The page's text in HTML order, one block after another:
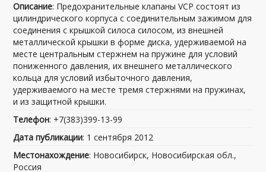
Описание: Предохранительные клапаны VCP состоят из
цилиндрического корпуса с соединительным зажимом для
соединения с крышкой силоса силосом, из внешней
металлической крышки в форме диска, удерживаемой на
месте центральным стержнем на пружине для условий
пониженного давления, их внешнего металлического
кольца для условий избыточного давления,
удерживаемого на месте тремя стержнями на пружинах,
и из защитной крышки.
Телефон: +7(383)399-13-99
Дата публикации: 1 сентября 2012
Местонахождение: Новосибирск, Новосибирская обл.,
Россия